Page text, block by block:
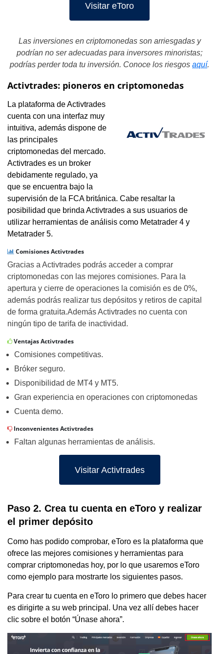
Visitar eToro
Las inversiones en criptomonedas son arriesgadas y
podrían no ser adecuadas para inversores minoristas;
podrías perder toda tu inversión. Conoce los riesgos aquí.
Activtrades: pioneros en criptomonedas
La plataforma de Activtrades
cuenta con una interfaz muy
intuitiva, además dispone de
las principales
criptomonedas del mercado.
Activtrades es un broker
debidamente regulado, ya
que se encuentra bajo la
supervisión de la FCA británica. Cabe resaltar la
posibilidad que brinda Activtrades a sus usuarios de
utilizar herramientas de análisis como Metatrader 4 y
Metatrader 5.
Comisiones Activtrades
Gracias a Activtrades podrás acceder a comprar
criptomonedas con las mejores comisiones. Para la
apertura y cierre de operaciones la comisión es de 0%,
además podrás realizar tus depósitos y retiros de capital
de forma gratuita.Además Activtrades no cuenta con
ningún tipo de tarifa de inactividad.
Ventajas Activtrades
Comisiones competitivas.
Bróker seguro.
Disponibilidad de MT4 y MT5.
Gran experiencia en operaciones con criptomonedas
Cuenta demo.
Inconvenientes Activtrades
Faltan algunas herramientas de análisis.
Visitar Activtrades
Paso 2. Crea tu cuenta en eToro y realizar
el primer depósito
Como has podido comprobar, eToro es la plataforma que
ofrece las mejores comisiones y herramientas para
comprar criptomonedas hoy, por lo que usaremos eToro
como ejemplo para mostrarte los siguientes pasos.
Para crear tu cuenta en eToro lo primero que debes hacer
es dirigirte a su web principal. Una vez allí debes hacer
clic sobre el botón “Únase ahora”.